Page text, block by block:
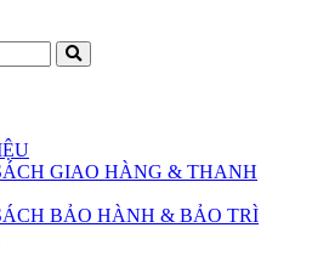
GIAO HÀNG & THANH
BẢO HÀNH & BẢO TRÌ